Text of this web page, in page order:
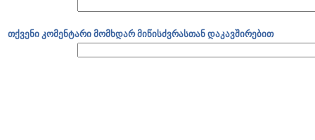
თქვენი კომენტარი მომხდარ მიწისძვრასთან დაკავშირებით